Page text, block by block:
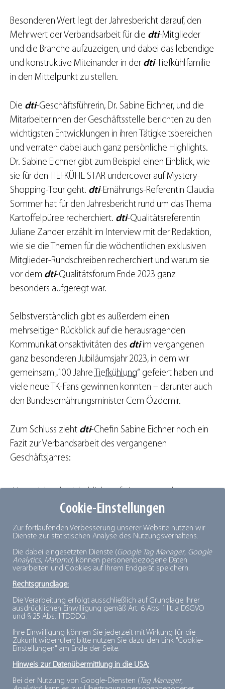
Cookie-Einstellungen
Zur fortlaufenden Verbesserung unserer Website nutzen wir
Dienste zur statistischen Analyse des Nutzungsverhaltens.
Die dabei eingesetzten Dienste (Google Tag Manager, Google
Analytics, Matomo) können personenbezogene Daten
verarbeiten und Cookies auf Ihrem Endgerät speichern.
Rechtsgrundlage:
Die Verarbeitung erfolgt ausschließlich auf Grundlage Ihrer
ausdrücklichen Einwilligung gemäß Art. 6 Abs. 1 lit. a DSGVO
und § 25 Abs. 1 TDDDG.
Ihre Einwilligung können Sie jederzeit mit Wirkung für die
Zukunft widerrufen; bitte nutzen Sie dazu den Link "Cookie-
Einstellungen" am Ende der Seite.
Hinweis zur Datenübermittlung in die USA:
Bei der Nutzung von Google-Diensten (Tag Manager,
Besonderen Wert legt der Jahresbericht darauf, den
Mehrwert der Verbandsarbeit für die dti-Mitglieder
und die Branche aufzuzeigen, und dabei das lebendige
und konstruktive Miteinander in der dti-Tiefkühlfamilie
in den Mittelpunkt zu stellen.
Die dti-Geschäftsführerin, Dr. Sabine Eichner, und die
Mitarbeiterinnen der Geschäftsstelle berichten zu den
wichtigsten Entwicklungen in ihren Tätigkeitsbereichen
und verraten dabei auch ganz persönliche Highlights.
Dr. Sabine Eichner gibt zum Beispiel einen Einblick, wie
sie für den TIEFKÜHL STAR undercover auf Mystery-
Shopping-Tour geht. dti-Ernährungs-Referentin Claudia
Sommer hat für den Jahresbericht rund um das Thema
Kartoffelpüree recherchiert. dti-Qualitätsreferentin
Juliane Zander erzählt im Interview mit der Redaktion,
wie sie die Themen für die wöchentlichen exklusiven
Mitglieder-Rundschreiben recherchiert und warum sie
vor dem dti-Qualitätsforum Ende 2023 ganz
besonders aufgeregt war.
Selbstverständlich gibt es außerdem einen
mehrseitigen Rückblick auf die herausragenden
Kommunikationsaktivitäten des dtiim vergangenen
ganz besonderen Jubiläumsjahr 2023, in dem wir
gemeinsam „100 Jahre Tiefkühlung“ gefeiert haben und
viele neue TK-Fans gewinnen konnten – darunter auch
den Bundesernährungsminister Cem Özdemir.
Zum Schluss zieht dti-Chefin Sabine Eichner noch ein
Fazit zur Verbandsarbeit des vergangenen
Geschäftsjahres:
vollgepacktes Jahr mit vielen erfolgreichen Projekten
Grundlage derdti-Strategie 2025 hervorragend weiter.
Es gelingt uns immer besser, die
Tiefkühlwirtschaft
Berlin politisch erfolgreich zu vertreten und TK als
Berlin und diedti
Spitze: Wir alle haben richtig Lust auf TK! Machen Sie
mit und gestalten Sie mit uns eine erfolgreiche Zukunft
für TK!“
Wir wünschen viel Spaß bei der Lektüre und: Geben
Sie unseren Jahresbericht gerne an Interessierte weiter